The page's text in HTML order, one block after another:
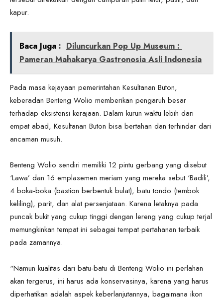
kapur.
Baca Juga : Diluncurkan Pop Up Museum :
Pameran Mahakarya Gastronosia Asli Indonesia
Pada masa kejayaan pemerintahan Kesultanan Buton,
keberadan Benteng Wolio memberikan pengaruh besar
terhadap eksistensi kerajaan. Dalam kurun waktu lebih dari
empat abad, Kesultanan Buton bisa bertahan dan terhindar dari
ancaman musuh.
Benteng Wolio sendiri memiliki 12 pintu gerbang yang disebut
‘Lawa’ dan 16 emplasemen meriam yang mereka sebut ‘Badili’,
4 boka-boka (bastion berbentuk bulat), batu tondo (tembok
keliling), parit, dan alat persenjataan. Karena letaknya pada
puncak bukit yang cukup tinggi dengan lereng yang cukup terjal
memungkinkan tempat ini sebagai tempat pertahanan terbaik
pada zamannya.
“Namun kualitas dari batu-batu di Benteng Wolio ini perlahan
akan tergerus, ini harus ada konservasinya, karena yang harus
diperhatikan adalah aspek keberlanjutannya, bagaimana ikon